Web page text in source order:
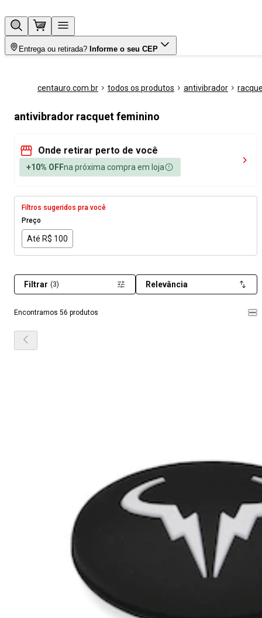
Entrega ou retirada? Informe o seu CEP
centauro.com.br todos os produtos antivibrador
antivibrador racquet feminino
Onde retirar perto de você
+10% OFFna próxima compra em loja
Filtros sugeridos pra você
Preço
Até R$ 100
Encontramos 56 produtos
Filtrar (3) Relevância